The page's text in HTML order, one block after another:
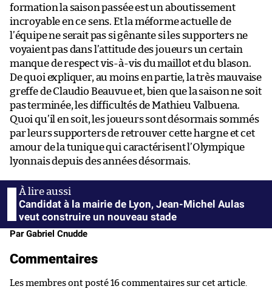
formation la saison passée est un aboutissement
incroyable en ce sens. Et la méforme actuelle de
l’équipe ne serait pas si gênante si les supporters ne
voyaient pas dans l’attitude des joueurs un certain
manque de respect vis-à-vis du maillot et du blason.
De quoi expliquer, au moins en partie, la très mauvaise
greffe de Claudio Beauvue et, bien que la saison ne soit
pas terminée, les difficultés de Mathieu Valbuena.
Quoi qu’il en soit, les joueurs sont désormais sommés
par leurs supporters de retrouver cette hargne et cet
amour de la tunique qui caractérisent l’Olympique
lyonnais depuis des années désormais.
Candidat à la mairie de Lyon, Jean-Michel Aulas
veut construire un nouveau stade
Par Gabriel Cnudde
Commentaires
Les membres ont posté 16 commentaires sur cet article.